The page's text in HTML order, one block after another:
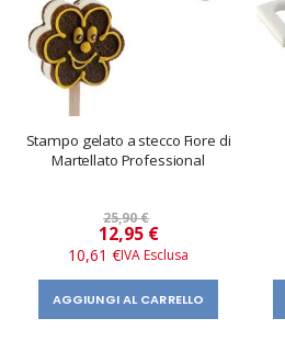
Stampo gelato a stecco Fiore di
Martellato Professional
25,90 €
Prezzo
speciale
12,95 €
10,61 €
AGGIUNGI AL CARRELLO